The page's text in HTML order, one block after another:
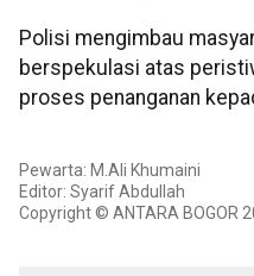
Polisi mengimbau
berspekulasi atas
proses penanganan
Pewarta: M.Ali Khumaini
Editor: Syarif Abdullah
Copyright © ANTARA BOGOR